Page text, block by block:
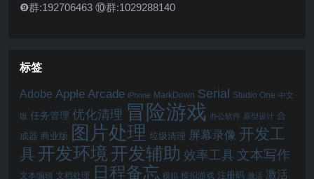
❾群:192706463 ⑩群:1029288140
标签
Adobe Apple Arcade iPhone MarkDown Serial Studio One 中文
版 任务管理 优化清理 冒险游戏 办公软件 原型设计 合
成器 商业版 图片处理 垃圾清理 屏幕录像 开发工
具 开发环境 开发辅助 效率工具 文本写作
文本编辑 文档处理 日程备忘 模拟 模拟游戏 注册码 激活 激活